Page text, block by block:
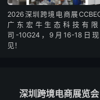
2026深圳跨境电商展
广东宏牛生态科技有限
司-10G24，9月16-18日现
见！
深圳跨境电商展览